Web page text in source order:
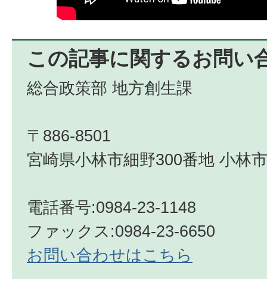
この記事に関するお問い
総合政策部 地方創生課
〒886-8501
宮崎県小林市細野300番地 小林
電話番号:0984-23-1148
ファックス:0984-23-6650
お問い合わせはこちら